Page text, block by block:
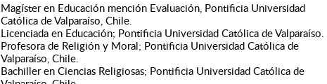
Magíster en Educación mención Evaluación, Pontificia Universidad
Católica de Valparaíso, Chile.
Licenciada en Educación; Pontificia Universidad Católica de Valparaíso.
Profesora de Religión y Moral; Pontificia Universidad Católica de
Valparaíso, Chile.
Bachiller en Ciencias Religiosas; Pontificia Universidad Católica de